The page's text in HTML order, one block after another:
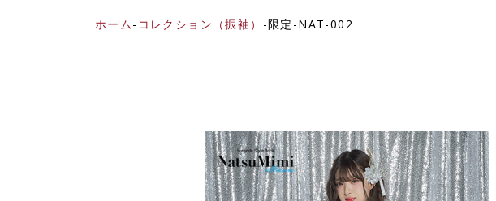
ホーム- コレクション（振袖） -限定 -NAT-002